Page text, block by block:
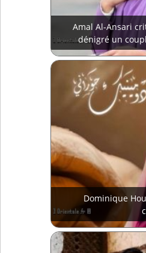
Amal Al-Ansari
dénigré un
Dominique